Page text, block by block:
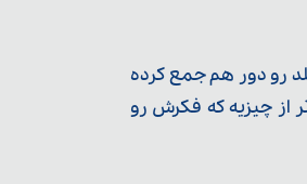
رو دور هم جمع کرده
از چیزیه که فکرش رو